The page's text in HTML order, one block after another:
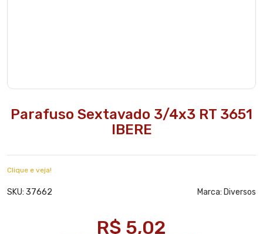
Parafuso Sextavado 3/4x3 RT 3651
IBERE
Clique e veja!
SKU: 37662 Marca: Diversos
R$ 5,02